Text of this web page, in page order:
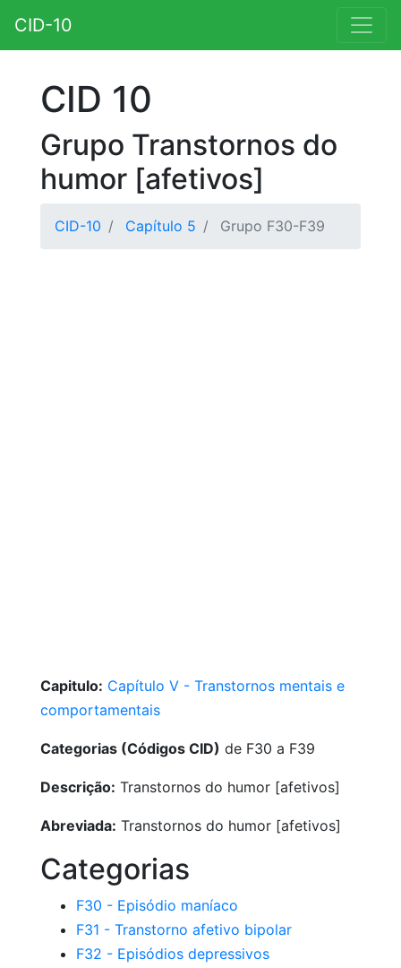
CID-10
CID 10
Grupo Transtornos do
humor [afetivos]
CID-10 Capítulo 5 Grupo F30-F39
Capitulo: Capítulo V - Transtornos mentais e
comportamentais
Categorias (Códigos CID) de F30 a F39
Descrição: Transtornos do humor [afetivos]
Abreviada: Transtornos do humor [afetivos]
Categorias
F30 - Episódio maníaco
F31 - Transtorno afetivo bipolar
F32 - Episódios depressivos